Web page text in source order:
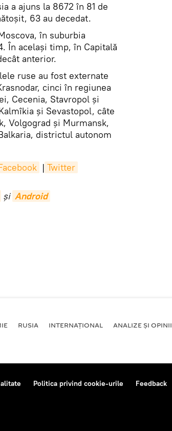
a ajuns la 8672 în 81 de
63 au decedat.
în suburbia
În același timp, în Capitală
anterior.
ruse au fost externate
cinci în regiunea
Cecenia, Stavropol și
și Sevastopol, câte
Volgograd și Murmansk,
districtul autonom
| Twitter
și Android
RUSIA INTERNAŢIONAL ANALIZE ȘI OPINII
Politica privind cookie-urile Feedback